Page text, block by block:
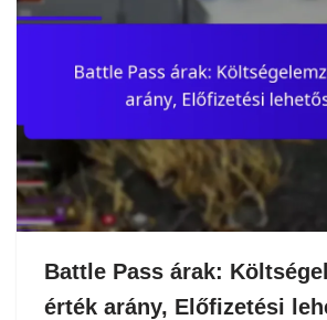
Battle Pass árak:
érték arány, Előfizetési